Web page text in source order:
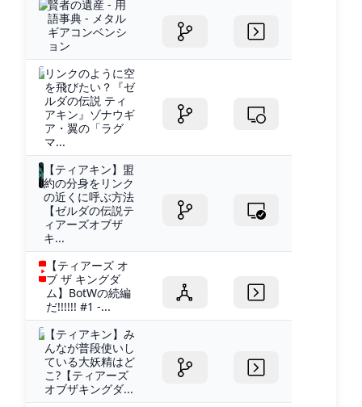
賢者の遺産 - 用
語事典 - メタル
ギアコンベンシ
ョン
リンクのように空
を飛びたい？『ゼ
ルダの伝説 ティ
アキン』ゾナウギ
ア・翼の「ラグ
マ...
【ティアキン】盟
約の分身をリンク
の近くに呼ぶ方法
【ゼルダの伝説テ
ィアーズオブザ
キ...
【ティアーズ オ
ブ ザ キングダ
ム】BotWの続編
だ!!!!!! #1 -...
【ティアキン】み
んなが普段使いし
ている大妖精はど
こ?【ティアーズ
オブザキングダ...